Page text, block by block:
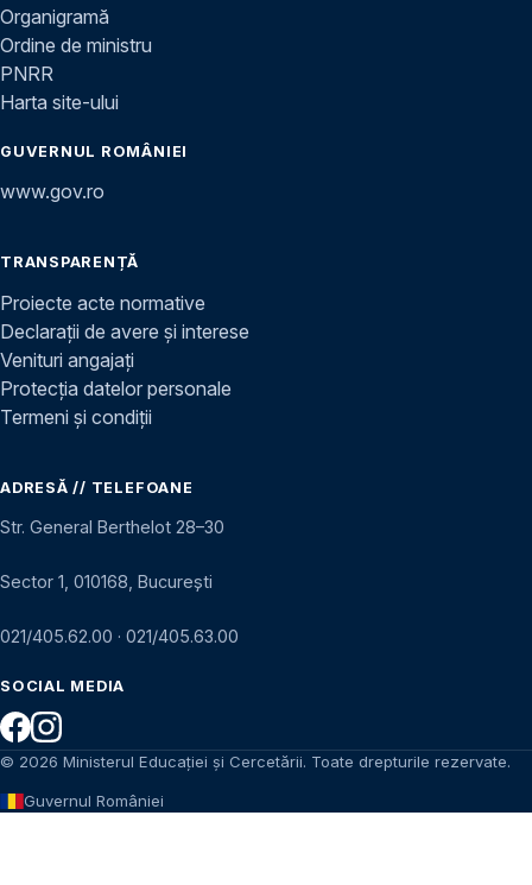
Organigramă
Ordine de ministru
PNRR
Harta site-ului
GUVERNUL ROMÂNIEI
www.gov.ro
TRANSPARENȚĂ
Proiecte acte normative
Declarații de avere și interese
Venituri angajați
Protecția datelor personale
Termeni și condiții
ADRESĂ // TELEFOANE
Str. General Berthelot 28–30
Sector 1, 010168, București
021/405.62.00 · 021/405.63.00
SOCIAL MEDIA
© 2026 Ministerul Educației și Cercetării. Toate drepturile rezervate.
Guvernul României